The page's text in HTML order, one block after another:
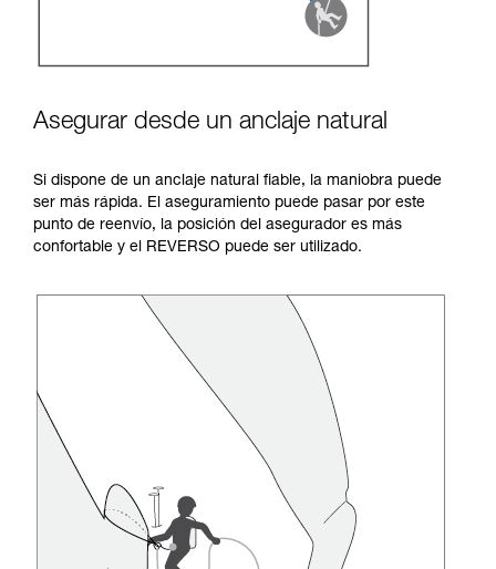
Asegurar desde un anclaje natural
Si dispone de un anclaje natural fiable, la maniobra puede
ser más rápida. El aseguramiento puede pasar por este
punto de reenvío, la posición del asegurador es más
confortable y el REVERSO puede ser utilizado.